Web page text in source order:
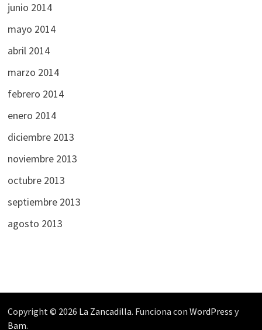
junio 2014
mayo 2014
abril 2014
marzo 2014
febrero 2014
enero 2014
diciembre 2013
noviembre 2013
octubre 2013
septiembre 2013
agosto 2013
Copyright © 2026 La Zancadilla. Funciona con WordPress y
Bam.